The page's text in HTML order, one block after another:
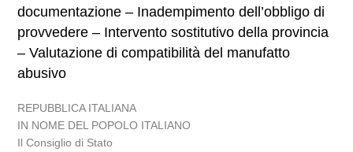
documentazione – Inadempimento dell’obbligo di
provvedere – Intervento sostitutivo della provincia
– Valutazione di compatibilità del manufatto
abusivo
REPUBBLICA ITALIANA
IN NOME DEL POPOLO ITALIANO
Il Consiglio di Stato